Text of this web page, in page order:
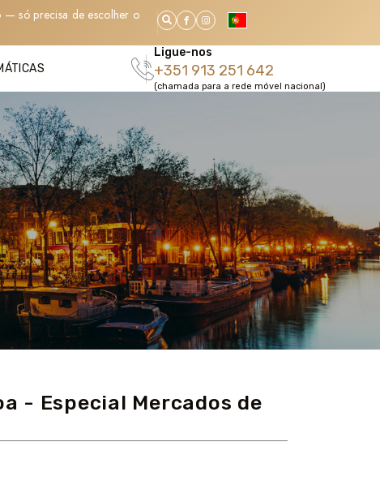
— só precisa de escolher o
Ligue-nos
+351 913 251 642
(chamada para a rede móvel nacional)
- Especial Mercados de